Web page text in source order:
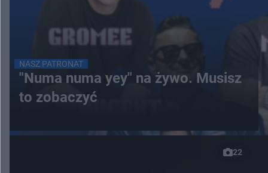
NASZ PATRONAT
"Numa numa yey" na żywo. Musisz
to zobaczyć
22